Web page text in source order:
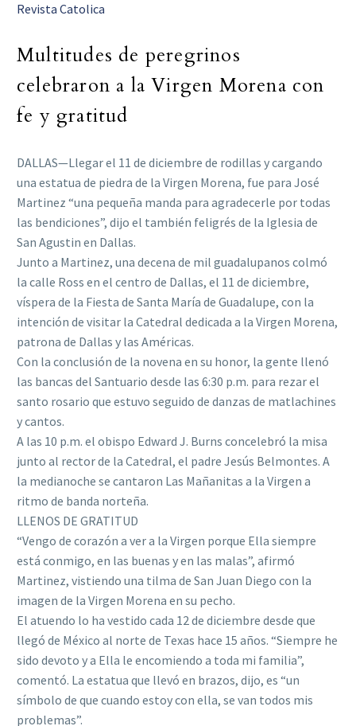
Revista Catolica
Multitudes de peregrinos
celebraron a la Virgen Morena con
fe y gratitud
DALLAS—Llegar el 11 de diciembre de rodillas y cargando
una estatua de piedra de la Virgen Morena, fue para José
Martinez “una pequeña manda para agradecerle por todas
las bendiciones”, dijo el también feligrés de la Iglesia de
San Agustin en Dallas.
Junto a Martinez, una decena de mil guadalupanos colmó
la calle Ross en el centro de Dallas, el 11 de diciembre,
víspera de la Fiesta de Santa María de Guadalupe, con la
intención de visitar la Catedral dedicada a la Virgen Morena,
patrona de Dallas y las Américas.
Con la conclusión de la novena en su honor, la gente llenó
las bancas del Santuario desde las 6:30 p.m. para rezar el
santo rosario que estuvo seguido de danzas de matlachines
y cantos.
A las 10 p.m. el obispo Edward J. Burns concelebró la misa
junto al rector de la Catedral, el padre Jesús Belmontes. A
la medianoche se cantaron Las Mañanitas a la Virgen a
ritmo de banda norteña.
LLENOS DE GRATITUD
“Vengo de corazón a ver a la Virgen porque Ella siempre
está conmigo, en las buenas y en las malas”, afirmó
Martinez, vistiendo una tilma de San Juan Diego con la
imagen de la Virgen Morena en su pecho.
El atuendo lo ha vestido cada 12 de diciembre desde que
llegó de México al norte de Texas hace 15 años. “Siempre he
sido devoto y a Ella le encomiendo a toda mi familia”,
comentó. La estatua que llevó en brazos, dijo, es “un
símbolo de que cuando estoy con ella, se van todos mis
problemas”.